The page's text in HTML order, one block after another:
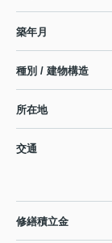
築年月
種別 / 建物構造
所在地
交通
修繕積立金